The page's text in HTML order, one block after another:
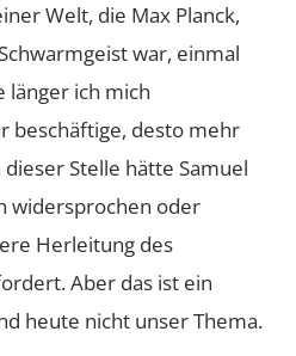
Welt, die Max Planck,
war, einmal
länger ich mich
beschäftige, desto mehr
dieser Stelle hätte Samuel
widersprochen oder
Herleitung des
Aber das ist ein
heute nicht unser Thema.